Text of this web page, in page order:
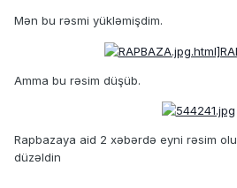
Mən bu rəsmi yükləmişdim.
Amma bu rəsim düşüb.
Rapbazaya aid 2 xəbərdə eyni rəsim
düzəldin